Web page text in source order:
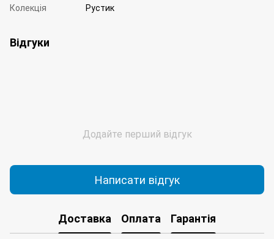
Колекція
Рустик
Відгуки
Додайте перший відгук
Написати відгук
Доставка Оплата Гарантія